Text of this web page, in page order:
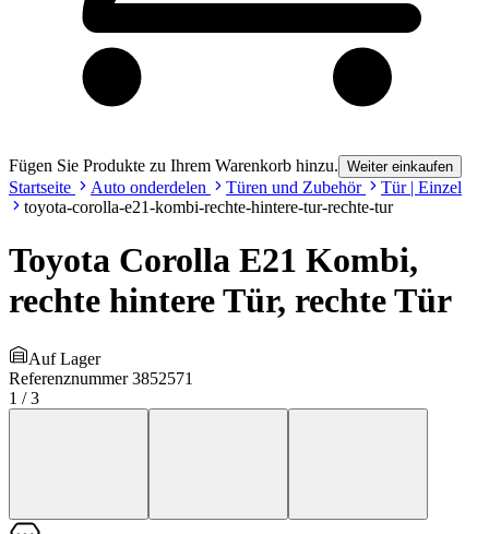
Fügen Sie Produkte zu Ihrem Warenkorb hinzu. Weiter einkaufen
Startseite Auto onderdelen Türen und Zubehör
Tür | Einzel
toyota-corolla-e21-kombi-rechte-hintere-tur-rechte-tur
Toyota Corolla E21 Kombi,
rechte hintere Tür, rechte Tür
Auf Lager
Referenznummer 3852571
1 /3